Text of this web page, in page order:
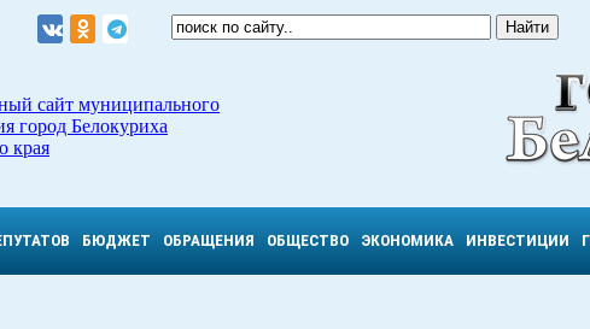
сайт муниципального
город Белокуриха
края
БЮДЖЕТ ОБРАЩЕНИЯ ОБЩЕСТВО ЭКОНОМИКА ИНВЕСТИЦИИ